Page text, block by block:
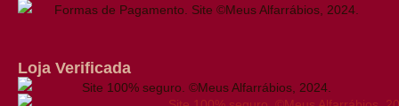
Loja Verificada